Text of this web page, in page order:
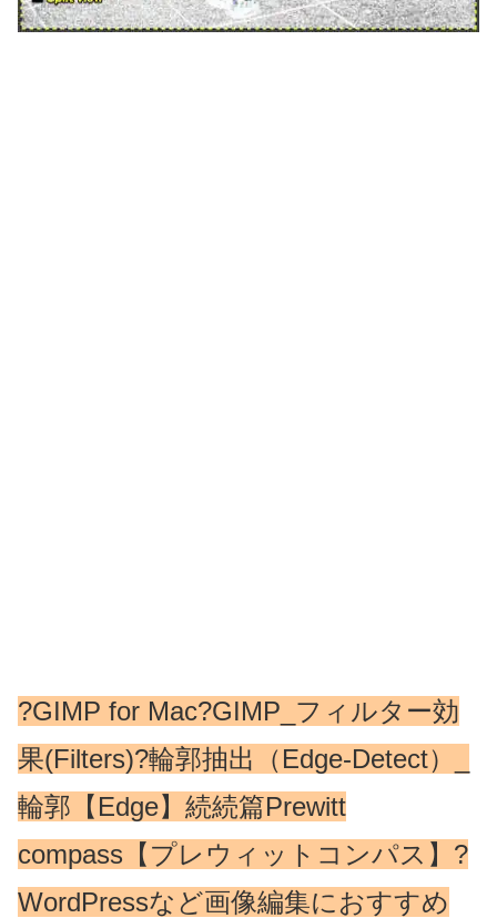
?GIMP for Mac?GIMP_フィルター効
果(Filters)?輪郭抽出（Edge-Detect）_
輪郭【Edge】続続篇Prewitt
compass【プレウィットコンパス】?
WordPressなど画像編集におすすめ